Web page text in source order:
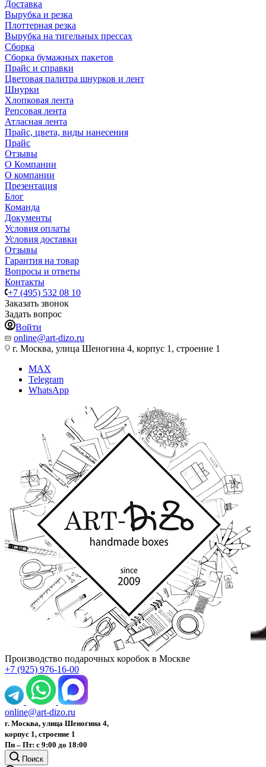
Доставка
Вырубка и резка
Плоттерная резка
Вырубка на тигельных прессах
Сборка
Сборка бумажных пакетов
Прайс и справки
Цветовая палитра шнурков и лент
Шнурки
Хлопковая лента
Репсовая лента
Атласная лента
Прайс, цвета, виды нанесения
Прайс
Отзывы
О Компании
О компании
Презентация
Блог
Команда
Документы
Условия оплаты
Условия доставки
Отзывы
Гарантия на товар
Вопросы и ответы
Контакты
+7 (495) 532 08 10
Заказать звонок
Задать вопрос
Войти
online@art-dizo.ru
г. Москва, улица Шеногина 4, корпус 1, строение 1
MAX
Telegram
WhatsApp
Производство подарочных коробок в Москве
+7 (925) 976-16-00
online@art-dizo.ru
г. Москва, улица Шеногина 4,
корпус 1, строение 1
Пн – Пт: с 9:00 до 18:00
Поиск